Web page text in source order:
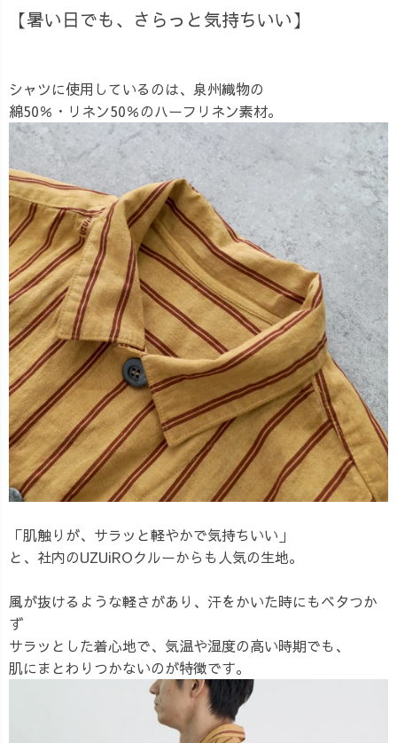
【暑い日でも、さらっと気持ちいい】
シャツに使用しているのは、泉州織物の
綿50％・リネン50％のハーフリネン素材。
「肌触りが、サラッと軽やかで気持ちいい」
と、社内のUZUiROクルーからも人気の生地。
風が抜けるような軽さがあり、汗をかいた時にもベタつか
ず
サラッとした着心地で、気温や湿度の高い時期でも、
肌にまとわりつかないのが特徴です。